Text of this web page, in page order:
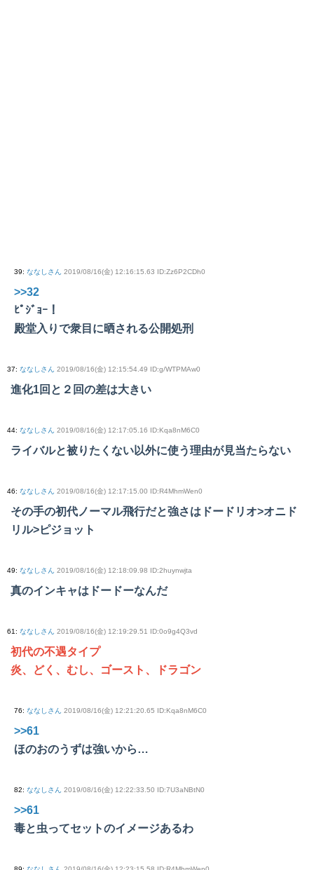
39: ななしさん 2019/08/16(金) 12:16:15.63 ID:Zz6P2CDh0
>>32
ﾋﾟｼﾞｮｰ！
殿堂入りで衆目に晒される公開処刑
37: ななしさん 2019/08/16(金) 12:15:54.49 ID:g/WTPMAw0
進化1回と２回の差は大きい
44: ななしさん 2019/08/16(金) 12:17:05.16 ID:Kqa8nM6C0
ライバルと被りたくない以外に使う理由が見当たらない
46: ななしさん 2019/08/16(金) 12:17:15.00 ID:R4MhmWen0
その手の初代ノーマル飛行だと強さはドードリオ>オニド
リル>ピジョット
49: ななしさん 2019/08/16(金) 12:18:09.98 ID:2huynwjta
真のインキャはドードーなんだ
61: ななしさん 2019/08/16(金) 12:19:29.51 ID:0o9g4Q3vd
初代の不遇タイプ
炎、どく、むし、ゴースト、ドラゴン
76: ななしさん 2019/08/16(金) 12:21:20.65 ID:Kqa8nM6C0
>>61
ほのおのうずは強いから…
82: ななしさん 2019/08/16(金) 12:22:33.50 ID:7U3aNBtN0
>>61
毒と虫ってセットのイメージあるわ